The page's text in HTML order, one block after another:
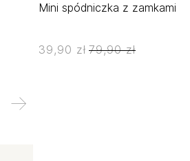
Mini spódniczka z zamkami
39,90 zł 79,90 zł